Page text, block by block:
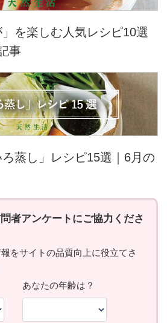
を楽しむ人気レシピ10選
事
蒸し」レシピ15選｜6月の